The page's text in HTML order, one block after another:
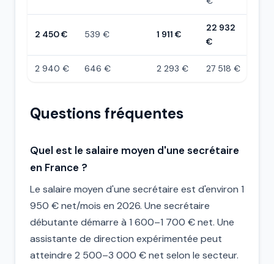
2 450 € 539 € 1 911 €
22 932
€
2 940 € 646 € 2 293 € 27 518 €
Questions fréquentes
Quel est le salaire moyen d'une secrétaire
en France ?
Le salaire moyen d'une secrétaire est d'environ 1
950 € net/mois en 2026. Une secrétaire
débutante démarre à 1 600–1 700 € net. Une
assistante de direction expérimentée peut
atteindre 2 500–3 000 € net selon le secteur.